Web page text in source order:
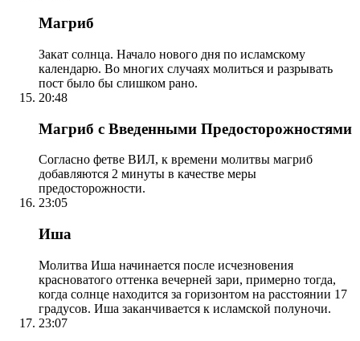
Магриб
Закат солнца. Начало нового дня по исламскому
календарю. Во многих случаях молиться и разрывать
пост было бы слишком рано.
20:48
Магриб с Введенными Предосторожностями
Согласно фетве ВИЛ, к времени молитвы магриб
добавляются 2 минуты в качестве меры
предосторожности.
23:05
Иша
Молитва Иша начинается после исчезновения
красноватого оттенка вечерней зари, примерно тогда,
когда солнце находится за горизонтом на расстоянии 17
градусов. Иша заканчивается к исламской полуночи.
23:07